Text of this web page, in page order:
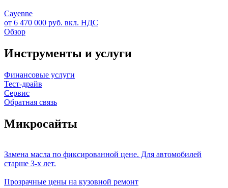
Cayenne
от 6 470 000 руб. вкл. НДС
Обзор
Инструменты и услуги
Финансовые услуги
Тест-драйв
Сервис
Обратная связь
Микросайты
Замена масла по фиксированной цене. Для автомобилей
старше 3-х лет.
Прозрачные цены на кузовной ремонт